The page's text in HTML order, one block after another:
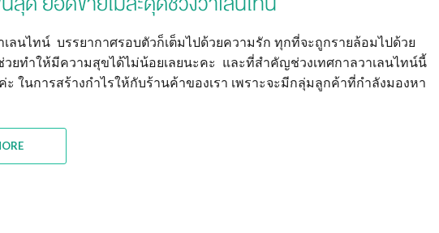
เลนไทน์ บรรยากาศรอบตัวก็เต็มไปด้วยความรัก ทุกที่จะถูกรายล้อมไปด้วย
ยทำให้มีความสุขได้ไม่น้อยเลยนะคะ และที่สำคัญช่วงเทศกาลวาเลนไทน์นี้
ะ ในการสร้างกำไรให้กับร้านค้าของเรา เพราะจะมีกลุ่มลูกค้าที่กำลังมองหา